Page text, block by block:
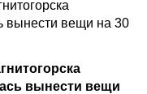
вынести вещи